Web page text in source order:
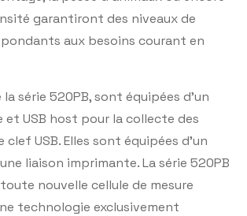
garantiront des niveaux de
aux besoins courant en
série 520PB, sont équipées d’un
et USB host pour la collecte des
clef USB. Elles sont équipées d’un
liaison imprimante. La série 520PB
nouvelle cellule de mesure
technologie exclusivement